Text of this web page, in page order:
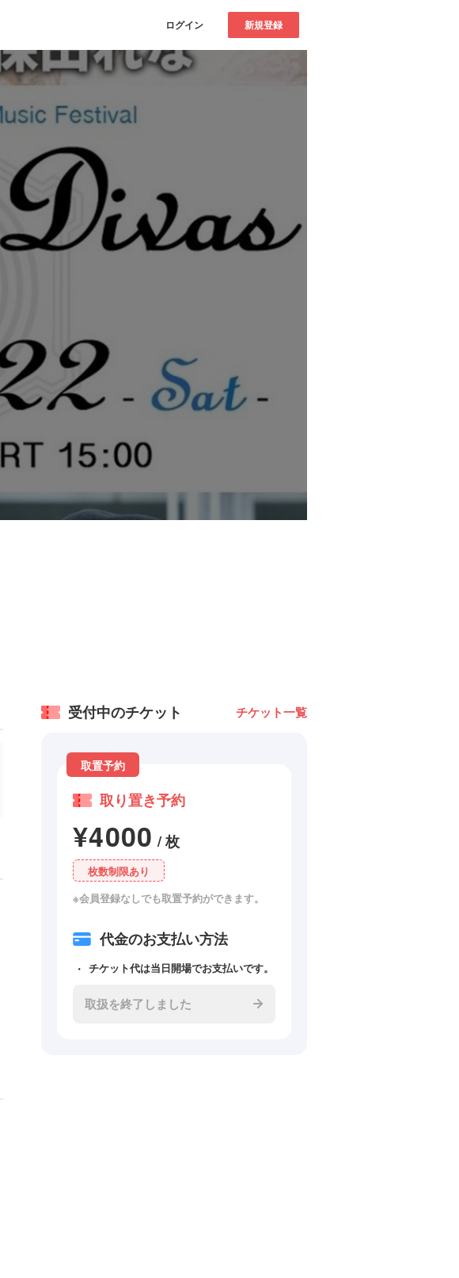
ログイン 新規登録
受付中のチケット チケット一覧
取置予約
取り置き予約
¥4000 / 枚
枚数制限あり
※会員登録なしでも取置予約ができます。
代金のお支払い方法
チケット代は当日開場でお支払いです。
取扱を終了しました